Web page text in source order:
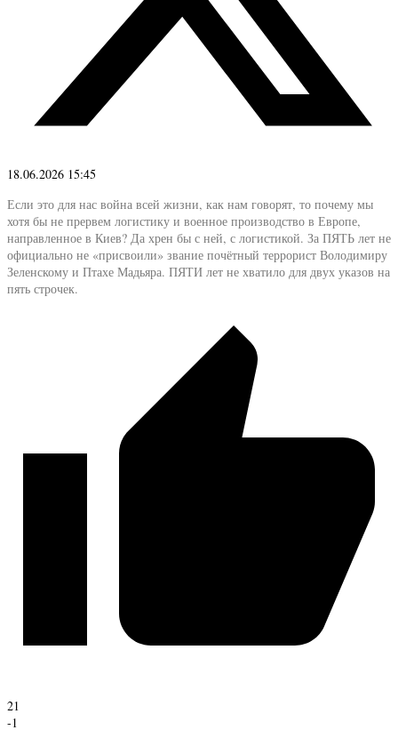
18.06.2026 15:45
Если это для нас война всей жизни, как нам говорят, то почему мы
хотя бы не прервем логистику и военное производство в Европе,
направленное в Киев? Да хрен бы с ней, с логистикой. За ПЯТЬ лет не
официально не «присвоили» звание почётный террорист Володимиру
Зеленскому и Птахе Мадьяра. ПЯТИ лет не хватило для двух указов на
пять строчек.
21
-1